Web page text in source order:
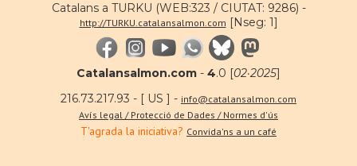
Catalans a TURKU (WEB:323 / CIUTAT: 9286) -
http://TURKU.catalansalmon.com [Nseg: 1]
Catalansalmon.com - 4.0 [02·2025]
216.73.217.93 - [ US ] - info@catalansalmon.com
Avís legal / Protecció de Dades / Normes d'ús
T'agrada la iniciativa? Convida'ns a un café